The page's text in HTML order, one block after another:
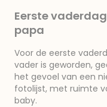
Eerste
papa
Voor de eerste
vader is geworden,
het gevoel van een
fotolijst, met ruimte
baby.